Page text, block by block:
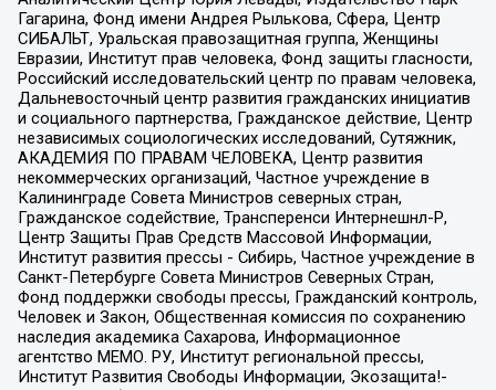
Гагарина, Фонд имени Андрея Рылькова, Сфера, Центр
СИБАЛЬТ, Уральская правозащитная группа, Женщины
Евразии, Институт прав человека, Фонд защиты гласности,
Российский исследовательский центр по правам человека,
Дальневосточный центр развития гражданских инициатив
и социального партнерства, Гражданское действие, Центр
независимых социологических исследований, Сутяжник,
АКАДЕМИЯ ПО ПРАВАМ ЧЕЛОВЕКА, Центр развития
некоммерческих организаций, Частное учреждение в
Калининграде Совета Министров северных стран,
Гражданское содействие, Трансперенси Интернешнл-Р,
Центр Защиты Прав Средств Массовой Информации,
Институт развития прессы - Сибирь, Частное учреждение в
Санкт-Петербурге Совета Министров Северных Стран,
Фонд поддержки свободы прессы, Гражданский контроль,
Человек и Закон, Общественная комиссия по сохранению
наследия академика Сахарова, Информационное
агентство МЕМО. РУ, Институт региональной прессы,
Институт Развития Свободы Информации, Экозащита!-